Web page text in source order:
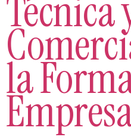
Técnica
la